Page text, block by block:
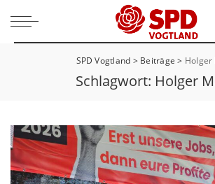
SPD Vogtland > Beiträge > Holger
Schlagwort: Holger